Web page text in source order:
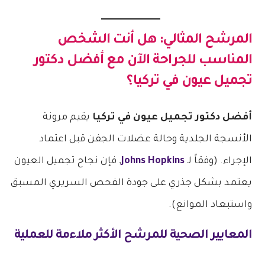
المرشح المثالي: هل أنت الشخص
المناسب للجراحة الآن مع أفضل دكتور
تجميل عيون في تركيا؟
أفضل دكتور تجميل عيون في تركيا يقيم مرونة
الأنسجة الجلدية وحالة عضلات الجفن قبل اعتماد
الإجراء. (وفقاً لـJohns Hopkins, فإن نجاح تجميل العيون
يعتمد بشكل جذري على جودة الفحص السريري المسبق
واستبعاد الموانع).
المعايير الصحية للمرشح الأكثر ملاءمة للعملية